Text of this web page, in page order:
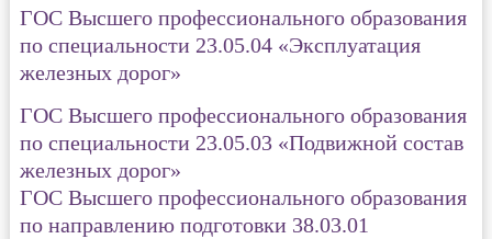
ГОС Высшего профессионального образования
по специальности 23.05.04 «Эксплуатация
железных дорог»
ГОС Высшего профессионального образования
по специальности 23.05.03 «Подвижной состав
железных дорог»
ГОС Высшего профессионального образования
по направлению подготовки 38.03.01